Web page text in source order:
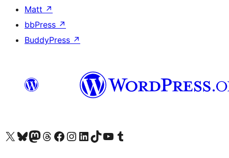
Matt ↗
bbPress ↗
BuddyPress ↗
X (旧 Twitter) アカウントへBluesky アカウントへMastodon アカウントへThreads アカウントへ Facebook ページへInstagram アカウントへ LinkedIn アカウントへTikTok アカウントへYouTube チャンネルへ Tumblr アカウントへ